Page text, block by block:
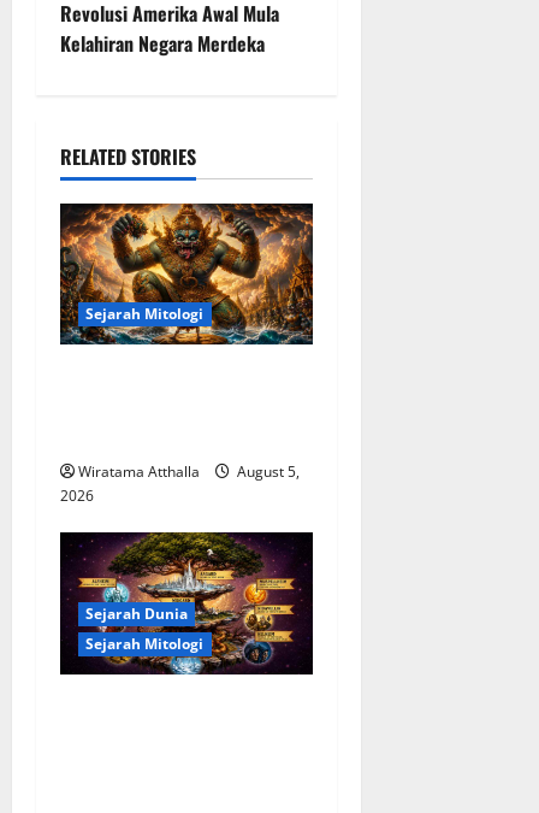
t
v
i
g
a
o
n
Revolusi Amerika Awal Mula
Kelahiran Negara Merdeka
RELATED STORIES
Sejarah Mitologi
Wiratama Atthalla
August 5,
2026
Sejarah Dunia
Sejarah Mitologi